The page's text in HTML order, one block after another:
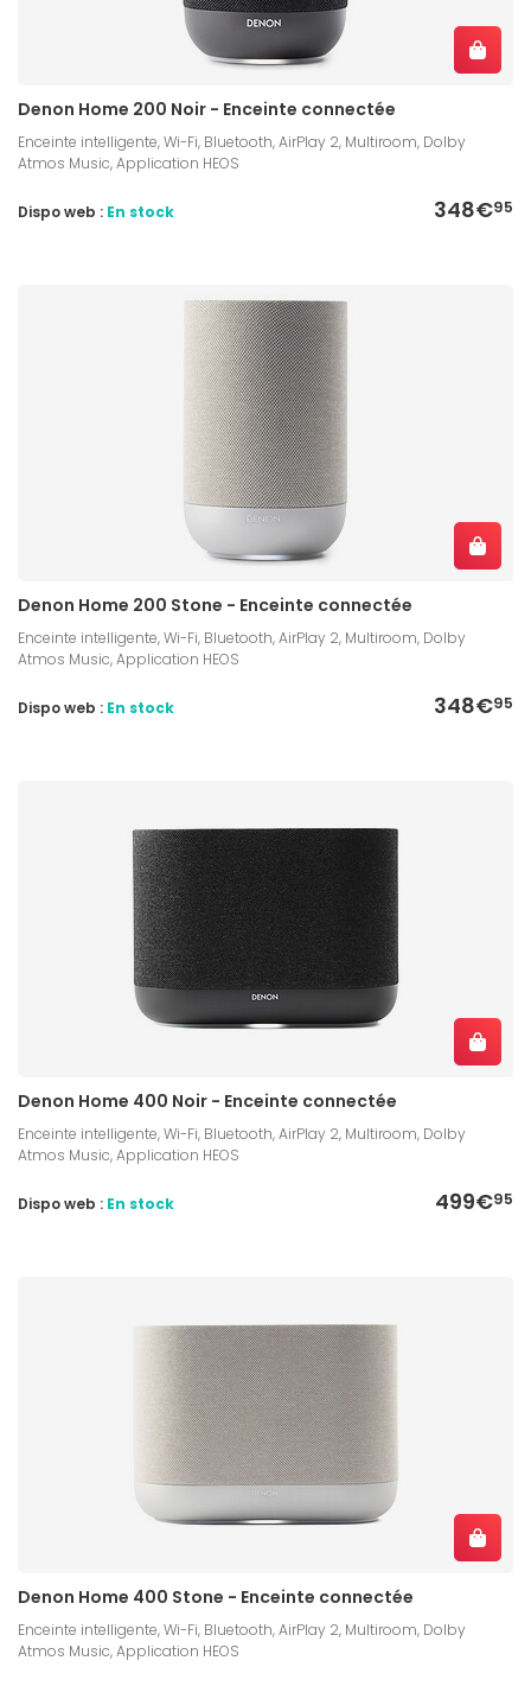
Denon Home 200 Noir - Enceinte connectée
Enceinte intelligente, Wi-Fi, Bluetooth, AirPlay 2, Multiroom, Dolby
Atmos Music, Application HEOS
348€95
Dispo web : En stock
Denon Home 200 Stone - Enceinte connectée
Enceinte intelligente, Wi-Fi, Bluetooth, AirPlay 2, Multiroom, Dolby
Atmos Music, Application HEOS
348€95
Dispo web : En stock
Denon Home 400 Noir - Enceinte connectée
Enceinte intelligente, Wi-Fi, Bluetooth, AirPlay 2, Multiroom, Dolby
Atmos Music, Application HEOS
499€95
Dispo web : En stock
Denon Home 400 Stone - Enceinte connectée
Enceinte intelligente, Wi-Fi, Bluetooth, AirPlay 2, Multiroom, Dolby
Atmos Music, Application HEOS